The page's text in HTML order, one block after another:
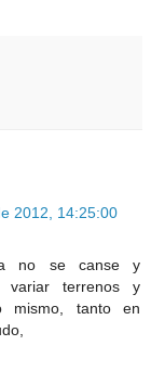
2012, 14:25:00
no se canse y
variar terrenos y
mismo, tanto en